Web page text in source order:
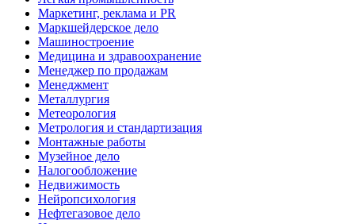
Маркетинг, реклама и PR
Маркшейдерское дело
Машиностроение
Медицина и здравоохранение
Менеджер по продажам
Менеджмент
Металлургия
Метеорология
Метрология и стандартизация
Монтажные работы
Музейное дело
Налогообложение
Недвижимость
Нейропсихология
Нефтегазовое дело